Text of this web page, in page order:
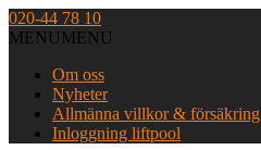
Skip
to
020-44 78 10
MENUMENU
Om oss
Nyheter
Allmänna villkor & försäkring
Inloggning liftpool